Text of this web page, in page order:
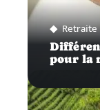
Retraite
pour la